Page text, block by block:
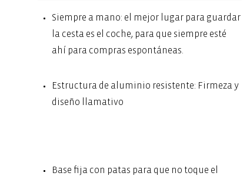
Siempre a mano: el mejor lugar para guardar
la cesta es el coche, para que siempre esté
ahí para compras espontáneas.
Estructura de aluminio resistente: Firmeza y
diseño llamativo
Base fija con patas para que no toque el